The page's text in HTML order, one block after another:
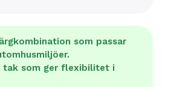
som passar
tak som ger flexibilitet i